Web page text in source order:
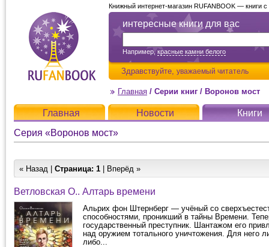
интересные книги для вас
Например,красные камни белого
Здравствуйте, уважаемый читатель
Книжный интернет-магазин RUFANBOOK — книги
Главная / Серии книг / Воронов мост
Главная Новости
Книги
Серия «Воронов мост»
« Назад | Страница: 1 | Вперёд »
Ветловская О.. Алтарь времени
Альрих фон Штернберг — учёный со
способностями, проникший в тайны Времени.
государственный преступник. Шантажом его
над оружием тотального уничтожения. Для него
либо...